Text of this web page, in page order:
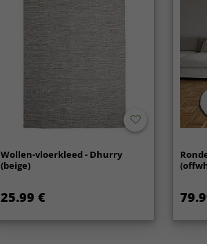
Wollen-vloerkleed - Dhurry
(beige)
25.99 €